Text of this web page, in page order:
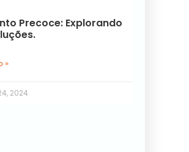
Precoce: Explorando
»
2024